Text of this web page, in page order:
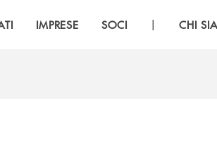
IMPRESE SOCI | CHI